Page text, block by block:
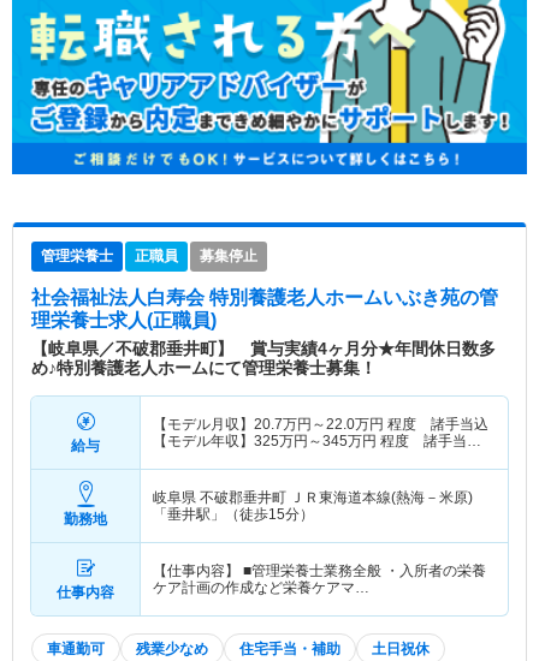
管理栄養士 正職員 募集停止
社会福祉法人白寿会 特別養護老人ホームいぶき苑の管
理栄養士求人(正職員)
【岐阜県／不破郡垂井町】 賞与実績4ヶ月分★年間休日数多
め♪特別養護老人ホームにて管理栄養士募集！
給与
【モデル月収】 20.7万円～22.0万円 程度 諸手当込
【モデル年収】 325万円～345万円 程度 諸手当・
勤務地
岐阜県 不破郡垂井町 ＪＲ東海道本線(熱海－米原)
「垂井駅」（徒歩15分）
仕事内容
【仕事内容】 ■管理栄養士業務全般 ・入所者の栄養
ケア計画の作成など栄養ケアマ…
車通勤可 残業少なめ 住宅手当・補助 土日祝休